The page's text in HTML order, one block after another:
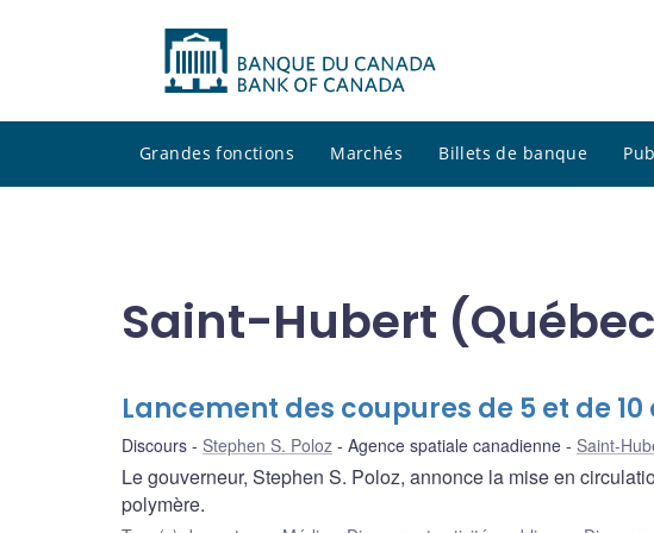
Grandes fonctions Marchés Billets de banque
Saint-Hubert
Lancement des coupures de 5 et de
Discours Stephen S. Poloz Agence spatiale canadienne Saint-
Le gouverneur, Stephen S. Poloz, annonce la mise en
polymère.